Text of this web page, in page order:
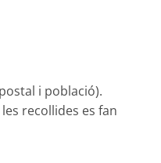
i població).
recollides es fan